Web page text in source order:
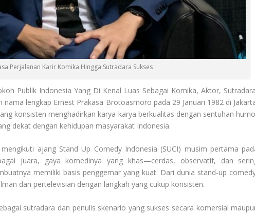
Perjalanan Karir Komika Hingga Sutradara Sukses
Publik Indonesia Yang Di Kenal Luas Sebagai Komika, Aktor,
nama lengkap Ernest Prakasa Brotoasmoro pada 29 Januari 1982 di
konsisten menghadirkan karya-karya berkualitas dengan sentuhan
dekat dengan kehidupan masyarakat Indonesia.
ajang Stand Up Comedy Indonesia (SUCI) musim pertama
juara, gaya komedinya yang khas—cerdas, observatif, dan
memiliki basis penggemar yang kuat. Dari dunia stand-up
dan pertelevisian dengan langkah yang cukup konsisten.
sutradara dan penulis skenario yang sukses secara komersial